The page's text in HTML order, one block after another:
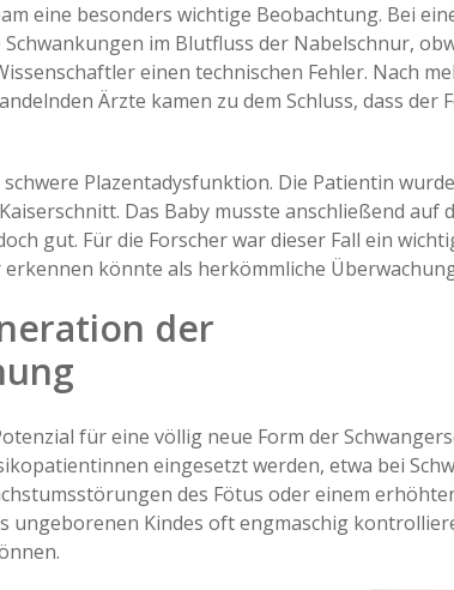
eine besonders wichtige Beobachtung. Bei
im Blutfluss der Nabelschnur,
einen technischen Fehler. Nach
Ärzte kamen zu dem Schluss, dass der
Plazentadysfunktion. Die Patientin
Das Baby musste anschließend auf
gut. Für die Forscher war dieser Fall ein
könnte als herkömmliche
der
für eine völlig neue Form der
eingesetzt werden, etwa bei
des Fötus oder einem
ungeborenen Kindes oft engmaschig